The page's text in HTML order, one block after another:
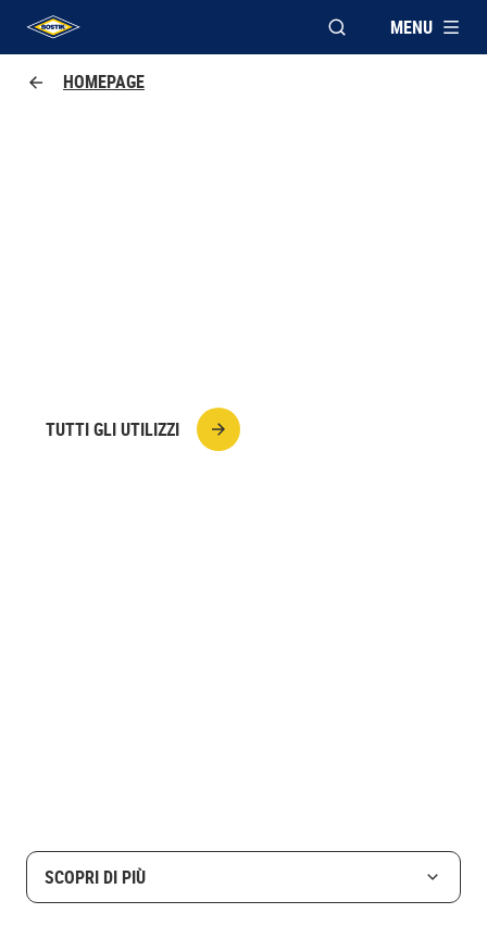
UHU logo
APRI FINESTRA
MENU
HOMEPAGE
TUTTI GLI UTILIZZI
SCOPRI DI PIÙ